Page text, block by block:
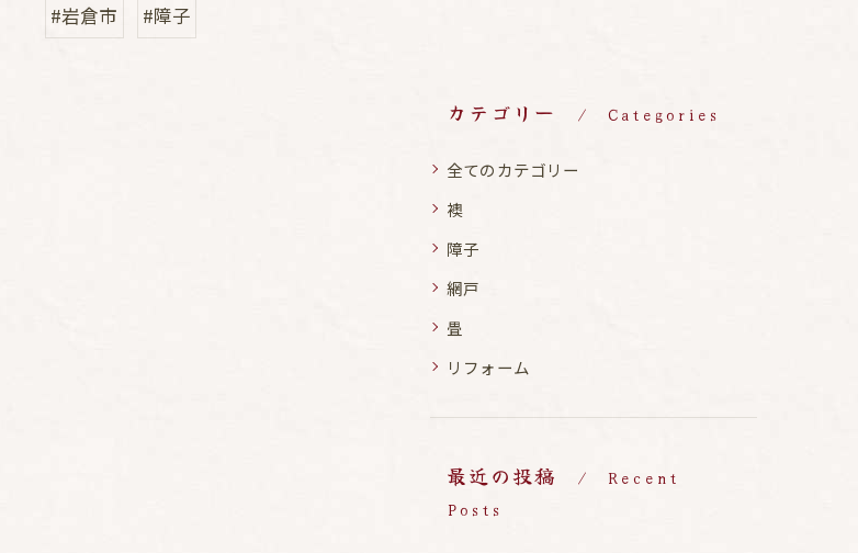
#岩倉市 #障子
カテゴリー Categories
全てのカテゴリー
襖
障子
網戸
畳
リフォーム
最近の投稿
Recent
Posts